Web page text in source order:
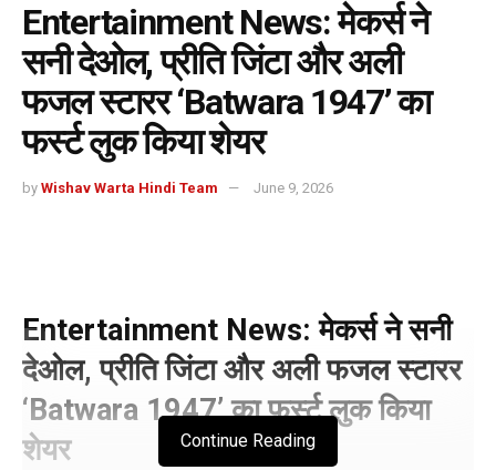
Entertainment News: मेकर्स ने
सनी देओल, प्रीति जिंटा और अली
फजल स्टारर ‘Batwara 1947’ का
फर्स्ट लुक किया शेयर
by Wishav Warta Hindi Team June 9, 2026
Entertainment News: मेकर्स ने सनी
देओल, प्रीति जिंटा और अली फजल स्टारर
‘Batwara 1947’ का फर्स्ट लुक किया
शेयर
Continue Reading